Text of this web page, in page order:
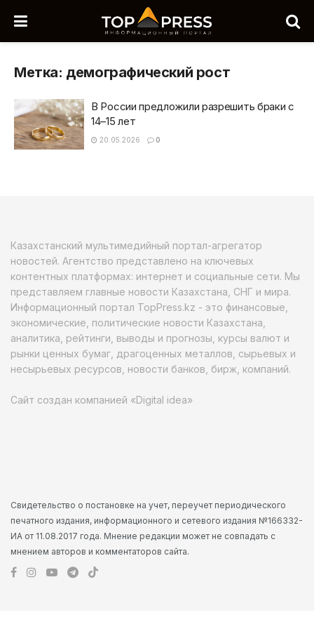
Метка: демографический рост
В России предложили разрешить браки с
14–15 лет
20.05.2026 0
Казахстанский мультимедийный портал-агрегатор
новостей. Агентство представлено на ключевых
контентных платформах: интернет и социальные сети. Мы
представляем главные новости Казахстана, СНГ и мира.
Информационный портал TopPress.kz - это финансовые,
экономические, политические новости Казахстана,
аналитика, рейтинги, выводы и прогнозы, курсы валют и
рынки ценных бумаг, драгоценных металлов, сырьевых и
несырьевых ресурсов, новости банков, бирж, компаний.
Сайт создан компанией «Digital idea»
Свидетельство о постановке на учет, переучет периодического
печатного издания, информационного и сетевого издания №166332-
ИА от 11.08.2017 года. Мнение редакции может не совпадать с
мнением авторов и комментаторов сайта.